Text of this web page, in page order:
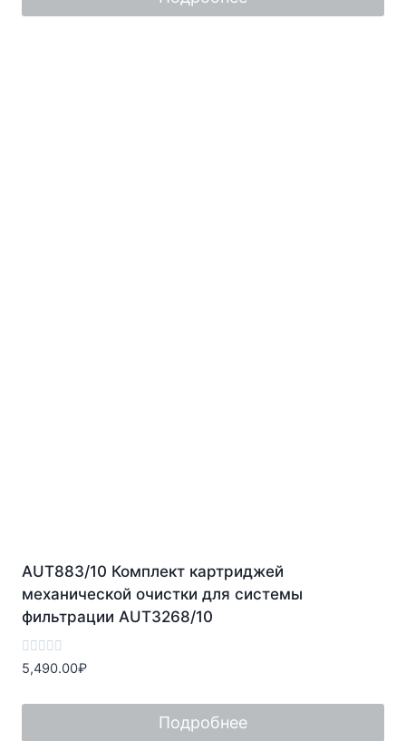
AUT883/10 Комплект картриджей
механической очистки для системы
фильтрации AUT3268/10
Оценка
0
5
5,490.00₽
Подробнее